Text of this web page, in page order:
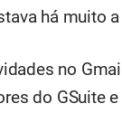
há muito
no
do GSuite